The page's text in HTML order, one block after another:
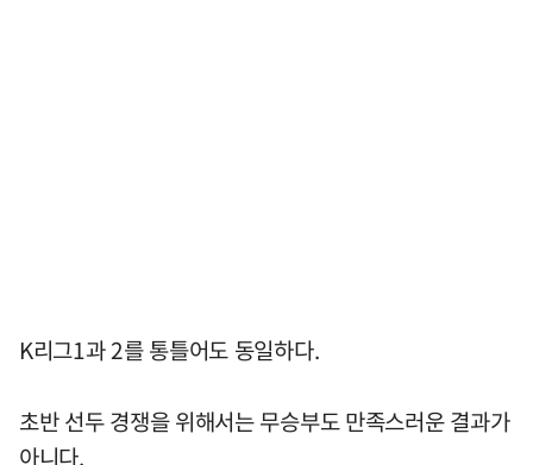
K리그1과 2를 통틀어도 동일하다.
초반 선두 경쟁을 위해서는 무승부도 만족스러운 결과가
아니다.